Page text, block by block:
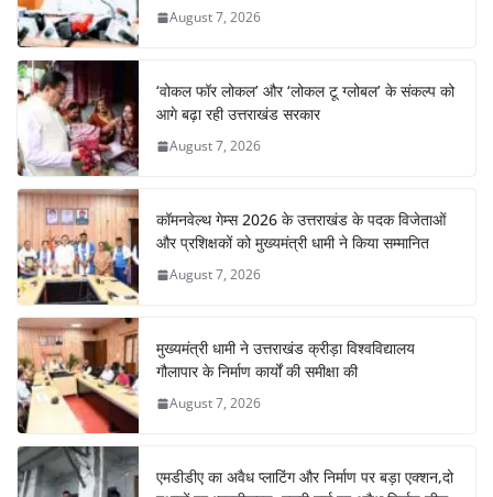
August 7, 2026
‘वोकल फॉर लोकल’ और ‘लोकल टू ग्लोबल’ के संकल्प को
आगे बढ़ा रही उत्तराखंड सरकार
August 7, 2026
कॉमनवेल्थ गेम्स 2026 के उत्तराखंड के पदक विजेताओं
और प्रशिक्षकों को मुख्यमंत्री धामी ने किया सम्मानित
August 7, 2026
मुख्यमंत्री धामी ने उत्तराखंड क्रीड़ा विश्वविद्यालय
गौलापार के निर्माण कार्यों की समीक्षा की
August 7, 2026
एमडीडीए का अवैध प्लाटिंग और निर्माण पर बड़ा एक्शन,दो